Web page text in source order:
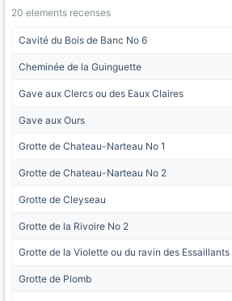
20 elements recenses
Cavité du Bois de Banc No 6
Cheminée de la Guinguette
Gave aux Clercs ou des Eaux Claires
Gave aux Ours
Grotte de Chateau-Narteau No 1
Grotte de Chateau-Narteau No 2
Grotte de Cleyseau
Grotte de la Rivoire No 2
Grotte de la Violette ou du ravin des Essaillants
Grotte de Plomb